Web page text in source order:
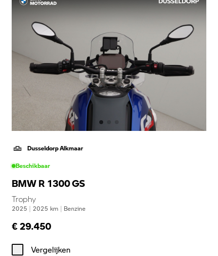
Dusseldorp Alkmaar
Beschikbaar
BMW R 1300 GS
Trophy
2025 | 2025 km | Benzine
€ 29.450
Vergelijken